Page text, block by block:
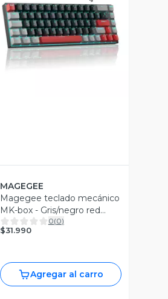
Vista Previa
MAGEGEE
Magegee teclado mecánico
MK-box - Gris/negro red
switch- Español
0(0)
$31.990
Agregar al carro